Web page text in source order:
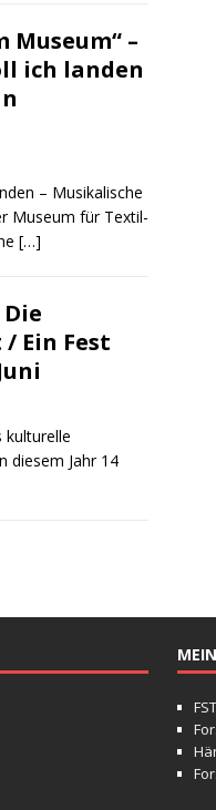
–
ich landen
– Musikalische
Museum für Textil-
[…]
Ein Fest
kulturelle
diesem Jahr 14